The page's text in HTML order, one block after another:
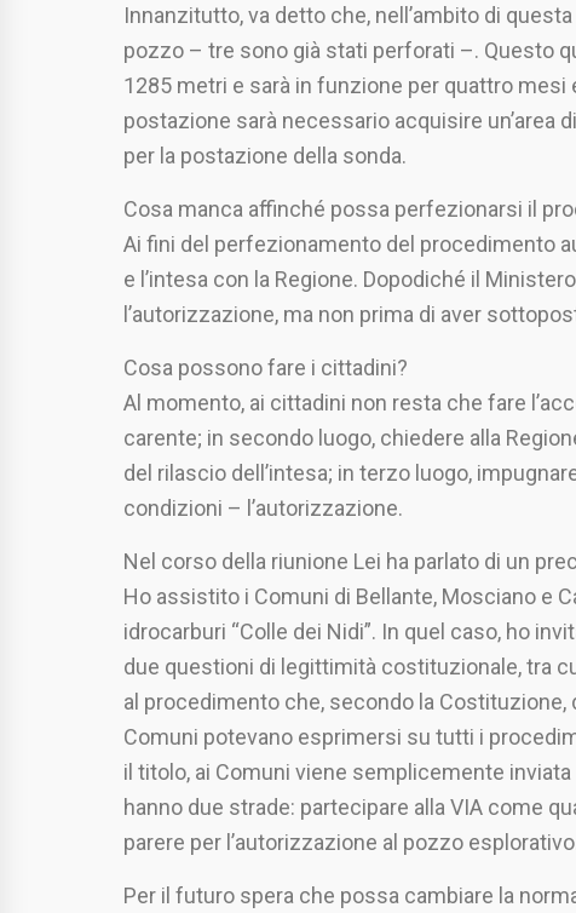
Innanzitutto, va detto che, nell’ambito di
pozzo – tre sono già stati perforati –. Questo
1285 metri e sarà in funzione per quattro mesi
postazione sarà necessario acquisire un’area
per la postazione della sonda.
Cosa manca affinché possa perfezionarsi il
Ai fini del perfezionamento del procedimento
e l’intesa con la Regione. Dopodiché il
l’autorizzazione, ma non prima di aver
Cosa possono fare i cittadini?
Al momento, ai cittadini non resta che fare
carente; in secondo luogo, chiedere alla
del rilascio dell’intesa; in terzo luogo,
condizioni – l’autorizzazione.
Nel corso della riunione Lei ha parlato di un
Ho assistito i Comuni di Bellante, Mosciano e
idrocarburi “Colle dei Nidi”. In quel caso, ho
due questioni di legittimità costituzionale, tra
al procedimento che, secondo la Costituzione,
Comuni potevano esprimersi su tutti i
il titolo, ai Comuni viene semplicemente
hanno due strade: partecipare alla VIA come
parere per l’autorizzazione al pozzo
Per il futuro spera che possa cambiare la